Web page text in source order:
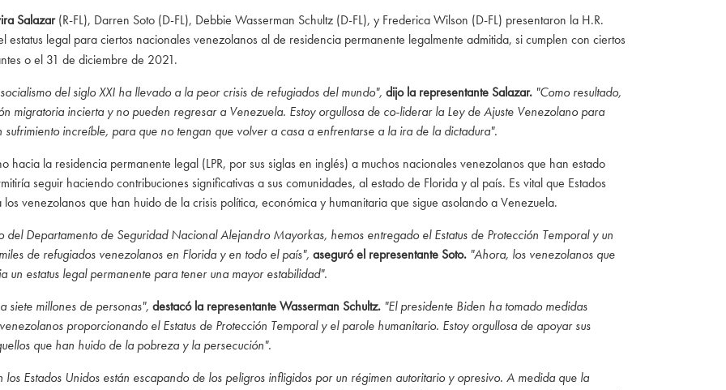
Salazar(R-FL), Darren Soto (D-FL), Debbie Wasserman Schultz (D-FL), y Frederica Wilson (D-FL) presentaron la H.R.
estatus legal para ciertos nacionales venezolanos al de residencia permanente legalmente admitida, si cumplen con ciertos
o el 31 de diciembre de 2021.
del siglo XXI ha llevado a la peor crisis de refugiados del mundo", dijo la representante Salazar. "Como resultado,
migratoria incierta y no pueden regresar a Venezuela. Estoy orgullosa de co-liderar la Ley de Ajuste Venezolano para
increíble, para que no tengan que volver a casa a enfrentarse a la ira de la dictadura".
hacia la residencia permanente legal (LPR, por sus siglas en inglés) a muchos nacionales venezolanos que han estado
seguir haciendo contribuciones significativas a sus comunidades, al estado de Florida y al país. Es vital que Estados
venezolanos que han huido de la crisis política, económica y humanitaria que sigue asolando a Venezuela.
Departamento de Seguridad Nacional Alejandro Mayorkas, hemos entregado el Estatus de Protección Temporal y un
de refugiados venezolanos en Florida y en todo el país", aseguró el representante Soto. "Ahora, los venezolanos que
un estatus legal permanente para tener una mayor estabilidad".
siete millones de personas", destacó la representante Wasserman Schultz. "El presidente Biden ha tomado medidas
proporcionando el Estatus de Protección Temporal y el parole humanitario. Estoy orgullosa de apoyar sus
que han huido de la pobreza y la persecución".
Estados Unidos están escapando de los peligros infligidos por un régimen autoritario y opresivo. A medida que la